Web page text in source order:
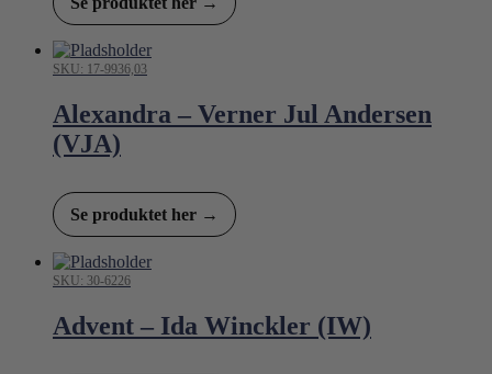
SKU: 17-9936,03
Alexandra – Verner Jul Andersen
(VJA)
Se produktet her →
SKU: 30-6226
Advent – Ida Winckler (IW)